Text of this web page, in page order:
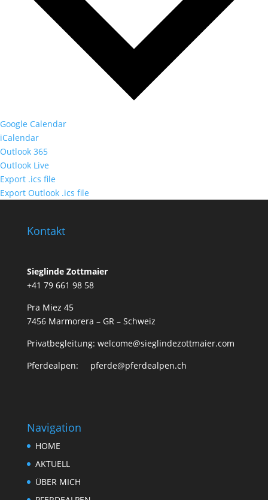
Google Calendar
iCalendar
Outlook 365
Outlook Live
Export .ics file
Export Outlook .ics file
Kontakt
Sieglinde Zottmaier
+41 79 661 98 58
Pra Miez 45
7456 Marmorera – GR – Schweiz
Privatbegleitung: welcome@sieglindezottmaier.com
Pferdealpen: pferde@pferdealpen.ch
Navigation
HOME
AKTUELL
ÜBER MICH